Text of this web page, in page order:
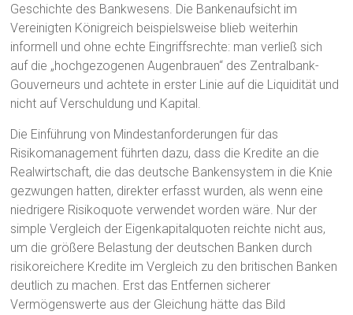
Geschichte des Bankwesens. Die Bankenaufsicht im
Vereinigten Königreich beispielsweise blieb weiterhin
informell und ohne echte Eingriffsrechte: man verließ sich
auf die „hochgezogenen Augenbrauen“ des Zentralbank-
Gouverneurs und achtete in erster Linie auf die Liquidität und
nicht auf Verschuldung und Kapital.
Die Einführung von Mindestanforderungen für das
Risikomanagement führten dazu, dass die Kredite an die
Realwirtschaft, die das deutsche Bankensystem in die Knie
gezwungen hatten, direkter erfasst wurden, als wenn eine
niedrigere Risikoquote verwendet worden wäre. Nur der
simple Vergleich der Eigenkapitalquoten reichte nicht aus,
um die größere Belastung der deutschen Banken durch
risikoreichere Kredite im Vergleich zu den britischen Banken
deutlich zu machen. Erst das Entfernen sicherer
Vermögenswerte aus der Gleichung hätte das Bild